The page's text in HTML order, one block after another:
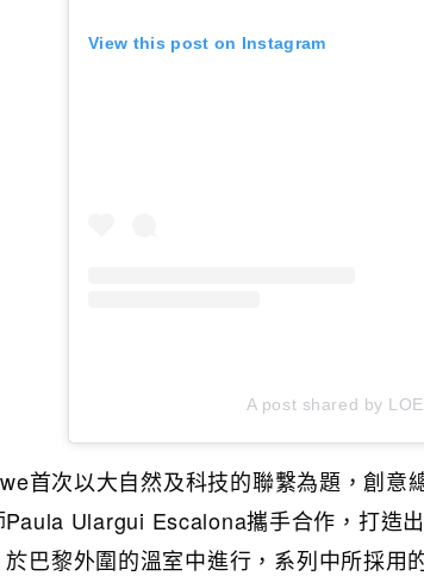
View this post on Instagram
A post shared by
首次以大自然及科技的聯繫為題，創
Paula Ulargui Escalona攜手合作，打造
於巴黎外圍的溫室中進行，系列中所採用